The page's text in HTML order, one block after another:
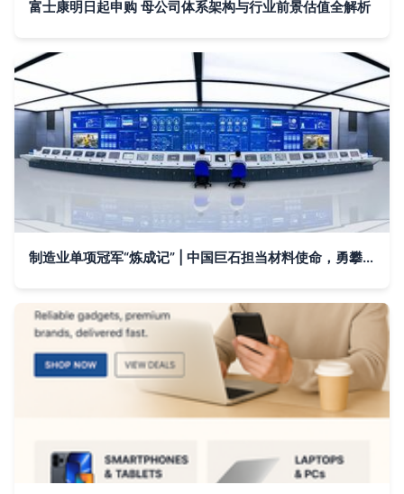
富士康明日起申购 母公司体系架构与行业前景估值全解析
制造业单项冠军“炼成记” | 中国巨石担当材料使命，勇攀创新高峰！智能电子产品开发